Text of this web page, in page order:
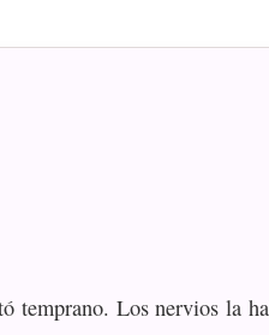
temprano. Los nervios la